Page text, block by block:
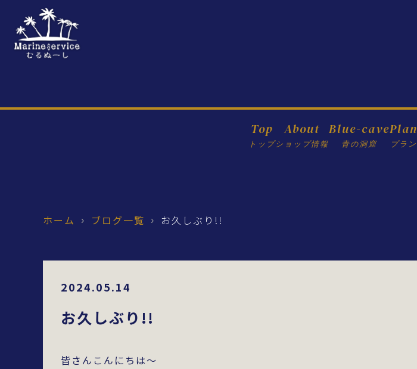
Top
トップ
About
ショップ情報
Blue-cave
青の洞窟
Plan
プラン
ホーム › ブログ一覧 › お久しぶり!!
2024.05.14
お久しぶり!!
皆さんこんにちは～